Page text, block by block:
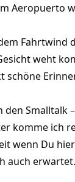
Aeropuerto
Fahrtwind
weht
schöne
Smalltalk
komme ich
wenn Du
auch erwartet.